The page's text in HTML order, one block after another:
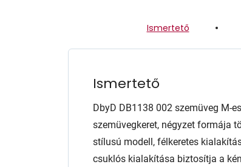
Ismertető
Ismertető
DbyD DB1138 002 szemüveg M-
szemüvegkeret, négyzet formája
stílusú modell, félkeretes
csuklós kialakítása biztosítja a